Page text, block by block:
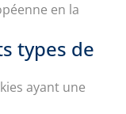
en la
types de
ayant une